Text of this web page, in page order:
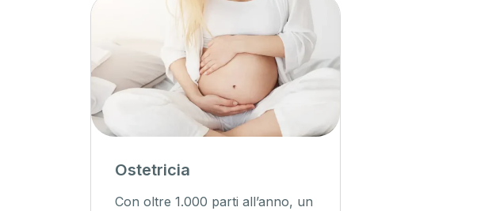
Ostetricia
Con oltre 1.000 parti all’anno, un